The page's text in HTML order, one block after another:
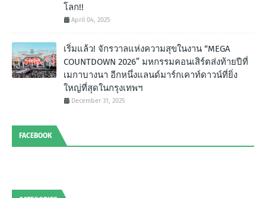
โลก!!
April 04, 2025
เริ่มแล้ว! จักรวาลแห่งความสุขในงาน “MEGA
COUNTDOWN 2026” มหกรรมคอนเสิร์ตส่งท้ายปีที่
เมกาบางนา อีกหนึ่งแลนด์มาร์กเคาท์ดาวน์ที่ยิ่ง
ใหญ่ที่สุดในกรุงเทพฯ
December 31, 2025
FACEBOOK